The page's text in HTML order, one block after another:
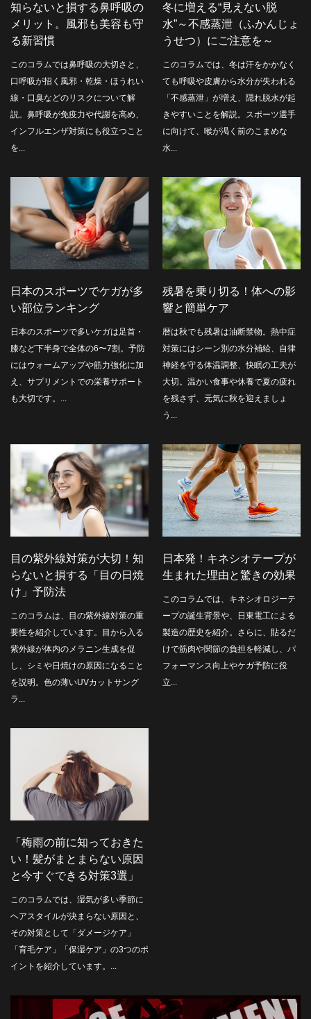
知らないと損する鼻呼吸の
メリット。風邪も美容も守
る新習慣
このコラムでは鼻呼吸の大切さと、
口呼吸が招く風邪・乾燥・ほうれい
線・口臭などのリスクについて解
説。鼻呼吸が免疫力や代謝を高め、
インフルエンザ対策にも役立つこと
を...
冬に増える“見えない脱
水”～不感蒸泄（ふかんじょ
うせつ）にご注意を～
このコラムでは、冬は汗をかかなく
ても呼吸や皮膚から水分が失われる
「不感蒸泄」が増え、隠れ脱水が起
きやすいことを解説。スポーツ選手
に向けて、喉が渇く前のこまめな
水...
日本のスポーツでケガが多
い部位ランキング
日本のスポーツで多いケガは足首・
膝など下半身で全体の6〜7割。予防
にはウォームアップや筋力強化に加
え、サプリメントでの栄養サポート
も大切です。...
残暑を乗り切る！体への影
響と簡単ケア
暦は秋でも残暑は油断禁物。熱中症
対策にはシーン別の水分補給、自律
神経を守る体温調整、快眠の工夫が
大切。温かい食事や休養で夏の疲れ
を残さず、元気に秋を迎えましょ
う...
目の紫外線対策が大切！知
らないと損する「目の日焼
け」予防法
このコラムは、目の紫外線対策の重
要性を紹介しています。目から入る
紫外線が体内のメラニン生成を促
し、シミや日焼けの原因になること
を説明。色の薄いUVカットサング
ラ...
日本発！キネシオテープが
生まれた理由と驚きの効果
このコラムでは、キネシオロジーテ
ープの誕生背景や、日東電工による
製造の歴史を紹介。さらに、貼るだ
けで筋肉や関節の負担を軽減し、パ
フォーマンス向上やケガ予防に役
立...
「梅雨の前に知っておきた
い！髪がまとまらない原因
と今すぐできる対策3選」
このコラムでは、湿気が多い季節に
ヘアスタイルが決まらない原因と、
その対策として「ダメージケア」
「育毛ケア」「保湿ケア」の3つのポ
イントを紹介しています。...